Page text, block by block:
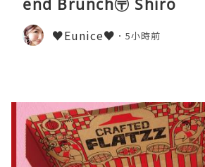
end Brunch〶 Shiro
♥Eunice♥ 5小時前